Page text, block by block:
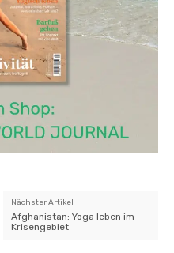
Nächster Artikel
Afghanistan: Yoga leben im
Krisengebiet